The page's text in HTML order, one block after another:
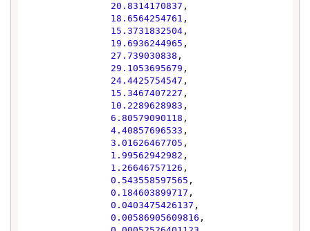
20.8314170837 ,
18.6564254761 ,
15.3731832504 ,
19.6936244965 ,
27.739030838 ,
29.1053695679 ,
24.4425754547 ,
15.3467407227 ,
10.2289628983 ,
6.80579090118 ,
4.40857696533 ,
3.01626467705 ,
1.99562942982 ,
1.26646757126 ,
0.543558597565 ,
0.184603899717 ,
0.0403475426137 ,
0.00586905609816 ,